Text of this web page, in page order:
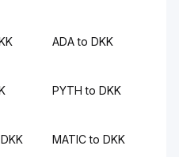
ADA to DKK
PYTH to DKK
MATIC to DKK